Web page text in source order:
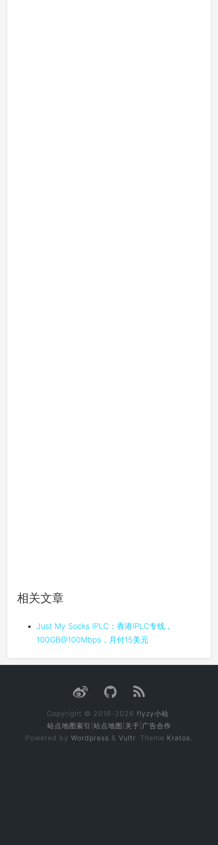
相关文章
Just My Socks IPLC：香港IPLC专线，
100GB@100Mbps，月付15美元
Copyright © 2016-2026 flyzy小站
站点地图索引 站点地图 关于 广告合作
Powered by Wordpress & Vultr . Theme Kratos.